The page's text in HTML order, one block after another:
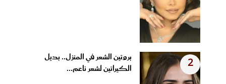
2
بروتين الشعر في المنزل.. بديل
الكيراتين لشعر ناعم...